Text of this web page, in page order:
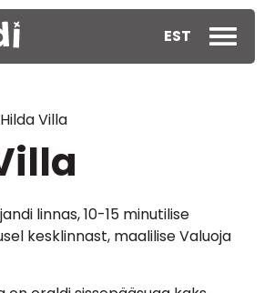
EST
Hilda Villa
linnas, 10-15 minutilise
kesklinnast, maalilise Valuoja